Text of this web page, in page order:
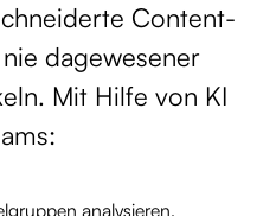
Content-
dagewesener
Mit Hilfe von KI
analysieren,